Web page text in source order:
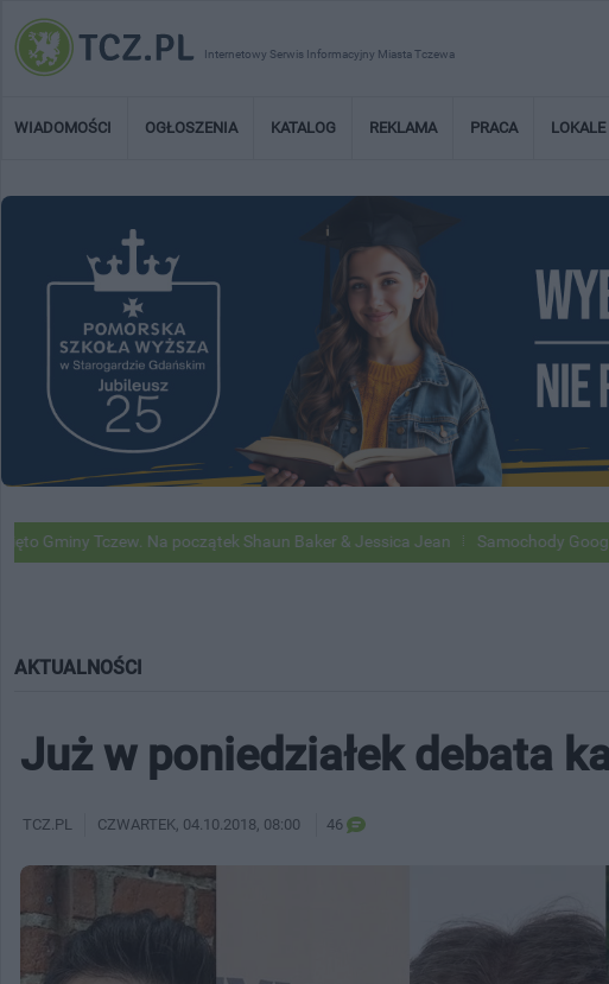
Internetowy Serwis Informacyjny Miasta Tczewa
WIADOMOŚCI OGŁOSZENIA KATALOG REKLAMA PRACA
Na początek Shaun Baker & Jessica Jean Samochody Google Street
AKTUALNOŚCI
Już w poniedziałek debata
TCZ.PL CZWARTEK , 04.10.2018, 08:00 46